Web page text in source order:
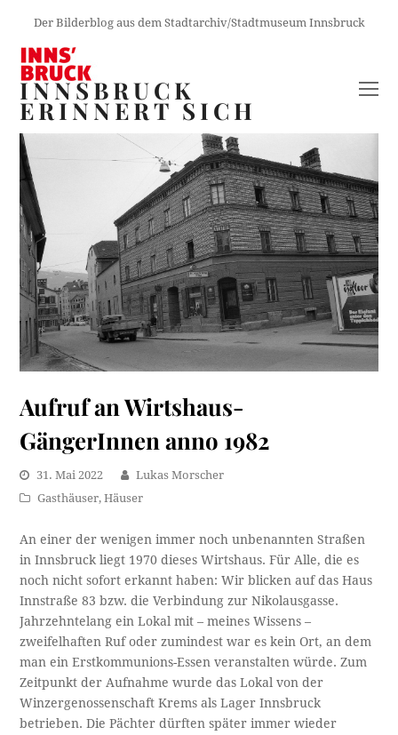
Der Bilderblog aus dem Stadtarchiv/Stadtmuseum Innsbruck
INNSBRUCK
ERINNERT SICH
Aufruf an Wirtshaus-
GängerInnen anno 1982
31. Mai 2022
Lukas Morscher
Gasthäuser,Häuser
An einer der wenigen immer noch unbenannten Straßen
in Innsbruck liegt 1970 dieses Wirtshaus. Für Alle, die es
noch nicht sofort erkannt haben: Wir blicken auf das Haus
Innstraße 83 bzw. die Verbindung zur Nikolausgasse.
Jahrzehntelang ein Lokal mit – meines Wissens –
zweifelhaften Ruf oder zumindest war es kein Ort, an dem
man ein Erstkommunions-Essen veranstalten würde. Zum
Zeitpunkt der Aufnahme wurde das Lokal von der
Winzergenossenschaft Krems als Lager Innsbruck
betrieben. Die Pächter dürften später immer wieder